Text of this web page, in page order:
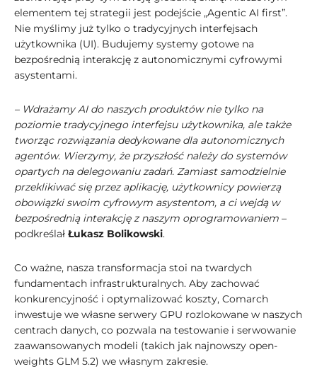
elementem tej strategii jest podejście „Agentic AI first”.
Nie myślimy już tylko o tradycyjnych interfejsach
użytkownika (UI). Budujemy systemy gotowe na
bezpośrednią interakcję z autonomicznymi cyfrowymi
asystentami.
– Wdrażamy AI do naszych produktów nie tylko na
poziomie tradycyjnego interfejsu użytkownika, ale także
tworząc rozwiązania dedykowane dla autonomicznych
agentów. Wierzymy, że przyszłość należy do systemów
opartych na delegowaniu zadań. Zamiast samodzielnie
przeklikiwać się przez aplikację, użytkownicy powierzą
obowiązki swoim cyfrowym asystentom, a ci wejdą w
bezpośrednią interakcję z naszym oprogramowaniem –
podkreślał Łukasz Bolikowski.
Co ważne, nasza transformacja stoi na twardych
fundamentach infrastrukturalnych. Aby zachować
konkurencyjność i optymalizować koszty, Comarch
inwestuje we własne serwery GPU rozlokowane w naszych
centrach danych, co pozwala na testowanie i serwowanie
zaawansowanych modeli (takich jak najnowszy open-
weights GLM 5.2) we własnym zakresie.